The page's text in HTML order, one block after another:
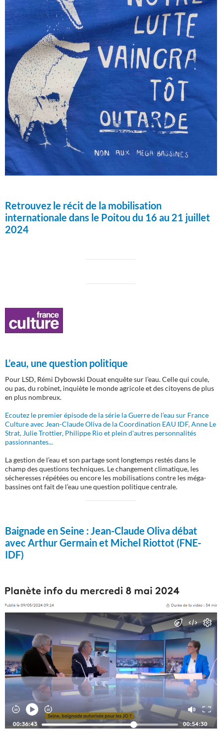
Retrouvez le récit de la mobilisation
internationale dans le Poitou du 16 au 21 juillet
2024
L’eau, une question politique
Pour LSD, Rémi Dybowski Douat enquête sur l’eau. Celle qui coule,
ou pas, du robinet, inquiète le monde agricole et des citoyens de plus
en plus nombreux.
Ecoutez le premier épisode de la série la Guerre de l'eau sur France
Culture avec Jean-Claude Oliva de la Coordination EAU IDF, Anne Le
Strat, Julie Trottier, Philippe Rio et plein d'autres personnalités
passionnantes...
La gestion de l’eau et son partage sont longtemps restés dans le
champ des questions techniques. Le changement climatique, les
sécheresses répétées ou encore les mobilisations contre les méga-
bassines ont fait de l’eau une question politique centrale.
Baignade en Seine :Jean-Claude Oliva débat
avec Arthur Germain et Michel Riottot (FNE-
IDF)